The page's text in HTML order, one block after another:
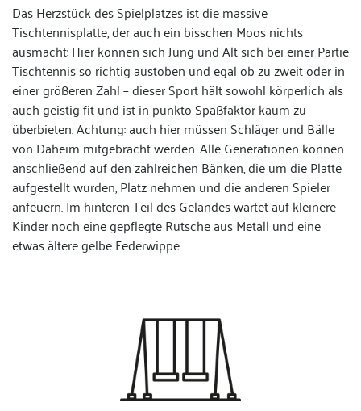
Das Herzstück des Spielplatzes ist die massive
Tischtennisplatte, der auch ein bisschen Moos nichts
ausmacht: Hier können sich Jung und Alt sich bei einer Partie
Tischtennis so richtig austoben und egal ob zu zweit oder in
einer größeren Zahl – dieser Sport hält sowohl körperlich als
auch geistig fit und ist in punkto Spaßfaktor kaum zu
überbieten. Achtung: auch hier müssen Schläger und Bälle
von Daheim mitgebracht werden. Alle Generationen können
anschließend auf den zahlreichen Bänken, die um die Platte
aufgestellt wurden, Platz nehmen und die anderen Spieler
anfeuern. Im hinteren Teil des Geländes wartet auf kleinere
Kinder noch eine gepflegte Rutsche aus Metall und eine
etwas ältere gelbe Federwippe.